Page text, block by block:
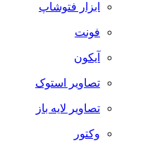
ابزار فتوشاپ
فونت
آیکون
تصاویر استوک
تصاویر لایه باز
وکتور